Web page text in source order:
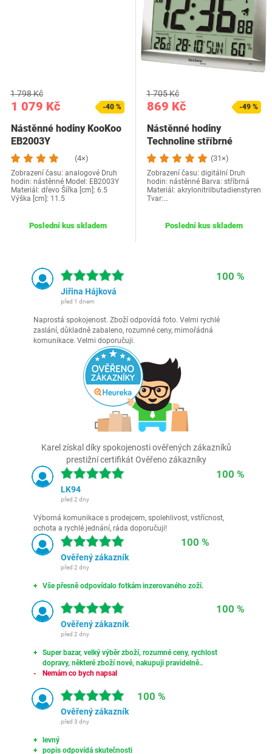
1 079 Kč
1 798 Kč
-40 %
Nástěnné hodiny KooKoo
EB2003Y
(4×)
Zobrazení času: analogové Druh
hodin: nástěnné Model: EB2003Y
Materiál: dřevo Šířka [cm]: 6.5
Výška [cm]: 11.5
Poslední kus skladem
869 Kč
1 705 Kč
-49 %
Nástěnné hodiny
Technoline stříbrné
(31×)
Zobrazení času: digitální Druh
hodin: nástěnné Barva: stříbrná
Materiál: akrylonitrilbutadienstyren
Tvar:…
Poslední kus skladem
100 %
Jiřina Hájková
před 1 dnem
Naprostá spokojenost. Zboží odpovídá foto. Velmi rychlé
zaslání, důkladně zabaleno, rozumné ceny, mimořádná
komunikace. Velmi doporučuji.
Karel získal díky spokojenosti ověřených zákazníků
prestižní certifikát Ověřeno zákazníky
100 %
LK94
před 2 dny
Výborná komunikace s prodejcem, spolehlivost, vstřícnost,
ochota a rychlé jednání, ráda doporučuji!
100 %
Ověřený zákazník
před 2 dny
Vše přesně odpovídalo fotkám inzerovaného zoží.
100 %
Ověřený zákazník
před 2 dny
Super bazar, velký výběr zboží, rozumné ceny, rychlost
dopravy, některé zboží nové, nakupuji pravidelně..
Nemám co bych napsal
100 %
Ověřený zákazník
před 3 dny
levný
popis odpovídá skutečnosti